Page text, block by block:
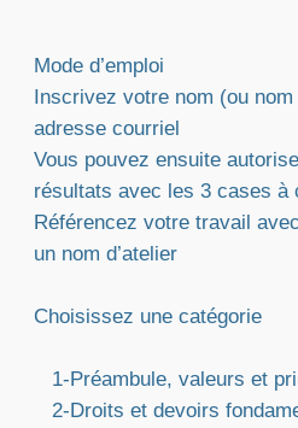
Mode d’emploi
Inscrivez votre nom (ou nom
adresse courriel
Vous pouvez ensuite
résultats avec les 3 cases à
Référencez votre travail
un nom d’atelier
Choisissez une catégorie
1-Préambule, valeurs et
2-Droits et devoirs